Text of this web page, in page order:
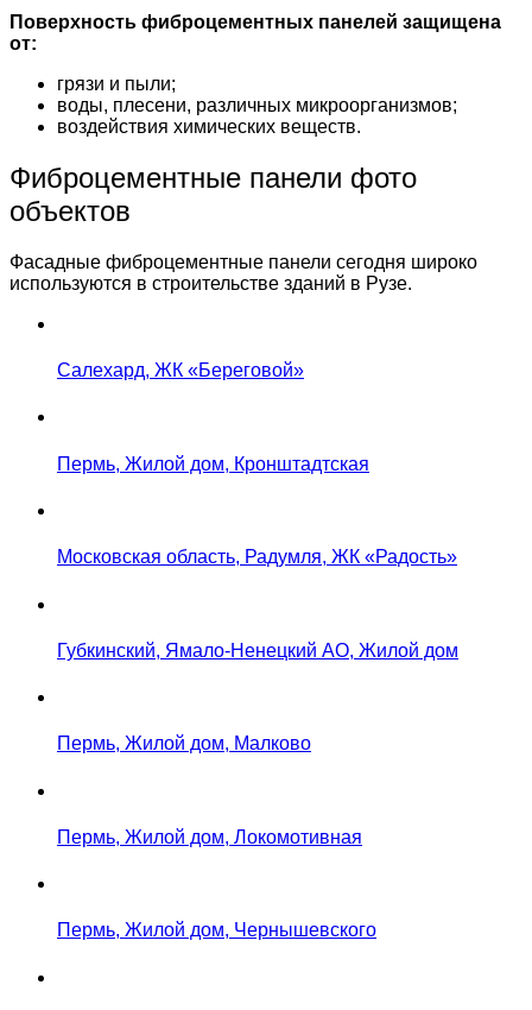
Поверхность фиброцементных панелей защищена
от:
грязи и пыли;
воды, плесени, различных микроорганизмов;
воздействия химических веществ.
Фиброцементные панели фото
объектов
Фасадные фиброцементные панели сегодня широко
используются в строительстве зданий в Рузе.
Салехард, ЖК «Береговой»
Пермь, Жилой дом, Кронштадтская
Московская область, Радумля, ЖК «Радость»
Губкинский, Ямало-Ненецкий АО, Жилой дом
Пермь, Жилой дом, Малково
Пермь, Жилой дом, Локомотивная
Пермь, Жилой дом, Чернышевского